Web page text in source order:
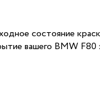
состояние
вашего BMW